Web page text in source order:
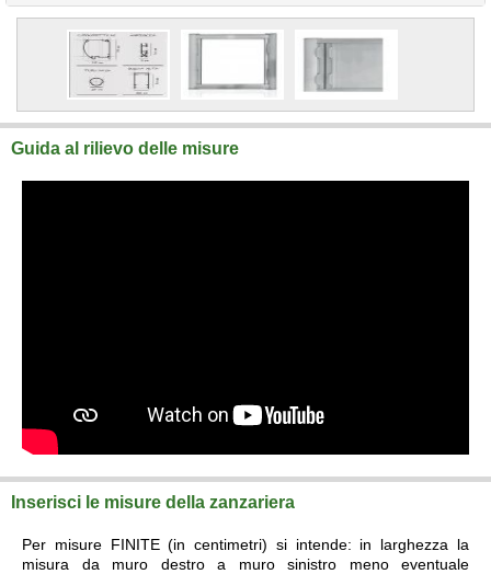
Guida al rilievo delle misure
Inserisci le misure della zanzariera
Per misure FINITE (in centimetri) si intende: in larghezza la
misura da muro destro a muro sinistro meno eventuale